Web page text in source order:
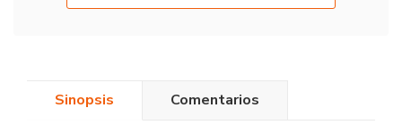
Sinopsis Comentarios